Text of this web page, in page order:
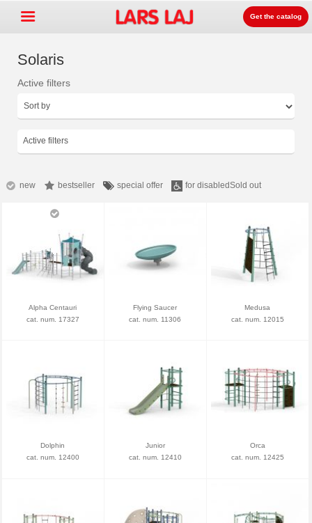
Detských ihrísk zariadenia
Surface +
O nás
Kontakt
Objednajte si zdarma
Lars Laj on Facebook
Get the catalog
Solaris
Active filters
Active filters
new bestseller special offer for disabledSold out
Alpha Centauri
cat. num. 17327
Flying Saucer
cat. num. 11306
Medusa
cat. num. 12015
Dolphin
cat. num. 12400
Junior
cat. num. 12410
Orca
cat. num. 12425